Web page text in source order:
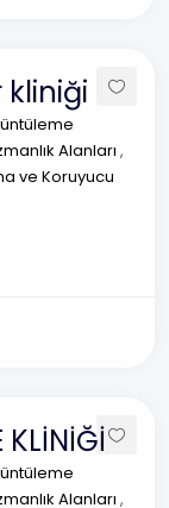
Alanları ,
ve Koruyucu
KLİNİĞİ
Alanları ,